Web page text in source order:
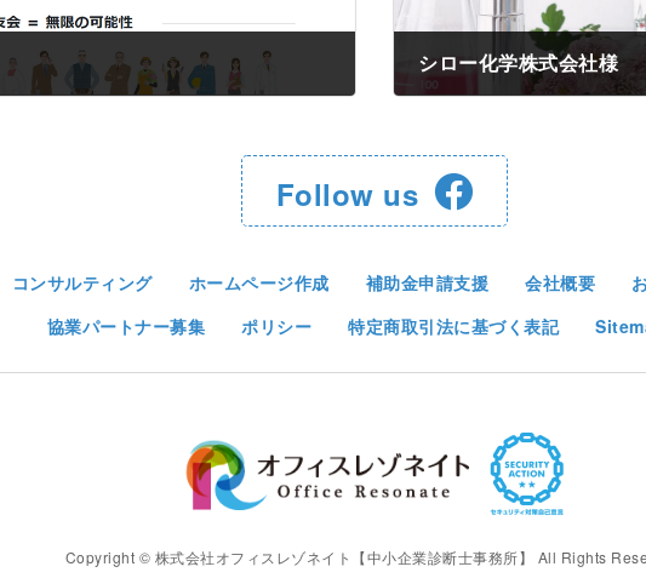
シロー化学株式会社様
Follow us
コンサルティング ホームページ作成 補助金申請支援 会社概要
協業パートナー募集
ポリシー 特定商取引法に基づく表記
Copyright © 株式会社オフィスレゾネイト【中小企業診断士事務所】 All Rights